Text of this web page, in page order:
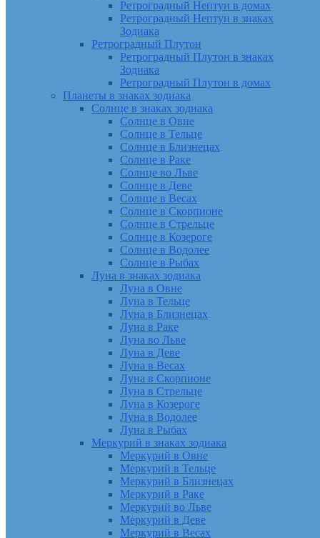
Ретроградный Нептун в домах
Ретроградный Нептун в знаках
Зодиака
Ретроградный Плутон
Ретроградный Плутон в знаках
Зодиака
Ретроградный Плутон в домах
Планеты в знаках зодиака
Солнце в знаках зодиака
Солнце в Овне
Солнце в Тельце
Солнце в Близнецах
Солнце в Раке
Солнце во Льве
Солнце в Деве
Солнце в Весах
Солнце в Скорпионе
Солнце в Стрельце
Солнце в Козероге
Солнце в Водолее
Солнце в Рыбах
Луна в знаках зодиака
Луна в Овне
Луна в Тельце
Луна в Близнецах
Луна в Раке
Луна во Льве
Луна в Деве
Луна в Весах
Луна в Скорпионе
Луна в Стрельце
Луна в Козероге
Луна в Водолее
Луна в Рыбах
Меркурий в знаках зодиака
Меркурий в Овне
Меркурий в Тельце
Меркурий в Близнецах
Меркурий в Раке
Меркурий во Льве
Меркурий в Деве
Меркурий в Весах